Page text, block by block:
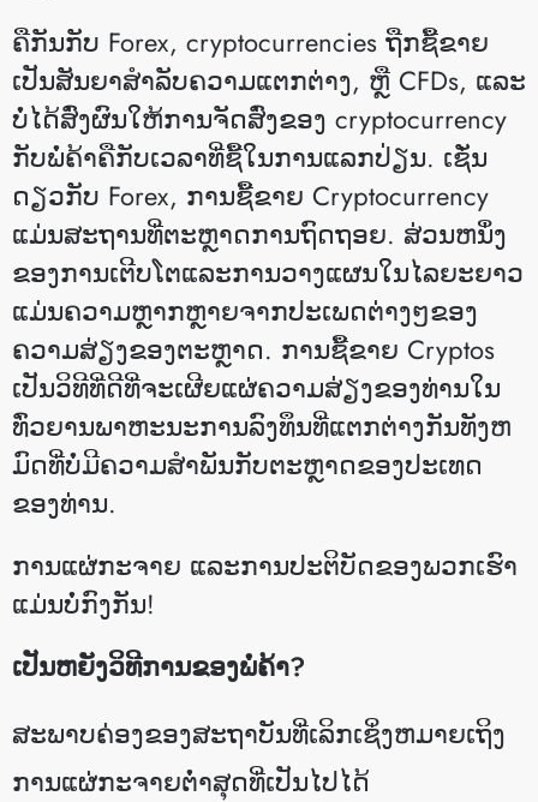
ຄືກັນກັບ Forex, cryptocurrencies ຖືກຊື້ຂາຍ
ເປັນສັນຍາສໍາລັບຄວາມແຕກຕ່າງ, ຫຼື CFDs, ແລະ
ບໍ່ໄດ້ສົ່ງຜົນໃຫ້ການຈັດສົ່ງຂອງ cryptocurrency
ກັບພໍ່ຄ້າຄືກັບເວລາທີ່ຊື້ໃນການແລກປ່ຽນ. ເຊັ່ນ
ດຽວກັບ Forex, ການຊື້ຂາຍ Cryptocurrency
ແມ່ນສະຖານທີ່ຕະຫຼາດການຖົດຖອຍ. ສ່ວນຫນຶ່ງ
ຂອງການເຕີບໂຕແລະການວາງແຜນໃນໄລຍະຍາວ
ແມ່ນຄວາມຫຼາກຫຼາຍຈາກປະເພດຕ່າງໆຂອງ
ຄວາມສ່ຽງຂອງຕະຫຼາດ. ການຊື້ຂາຍ Cryptos
ເປັນວິທີທີ່ດີທີ່ຈະເຜີຍແຜ່ຄວາມສ່ຽງຂອງທ່ານໃນ
ທົ່ວຍານພາຫະນະການລົງທຶນທີ່ແຕກຕ່າງກັນທັງຫ
ມົດທີ່ບໍ່ມີຄວາມສໍາພັນກັບຕະຫຼາດຂອງປະເທດ
ຂອງທ່ານ.
ການແຜ່ກະຈາຍ ແລະການປະຕິບັດຂອງພວກເຮົາ
ແມ່ນບໍ່ກົງກັນ!
ເປັນຫຍັງວິທີການຂອງພໍ່ຄ້າ?
ສະພາບຄ່ອງຂອງສະຖາບັນທີ່ເລິກເຊິ່ງຫມາຍເຖິງ
ການແຜ່ກະຈາຍຕ່ໍາສຸດທີ່ເປັນໄປໄດ້